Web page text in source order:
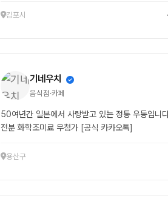
김포시
기네우치
음식점·카페
50여년간 일본에서 사랑받고 있는 정통 우동입니
전분 화학조미료 무첨가 [공식 카카오톡]
용산구